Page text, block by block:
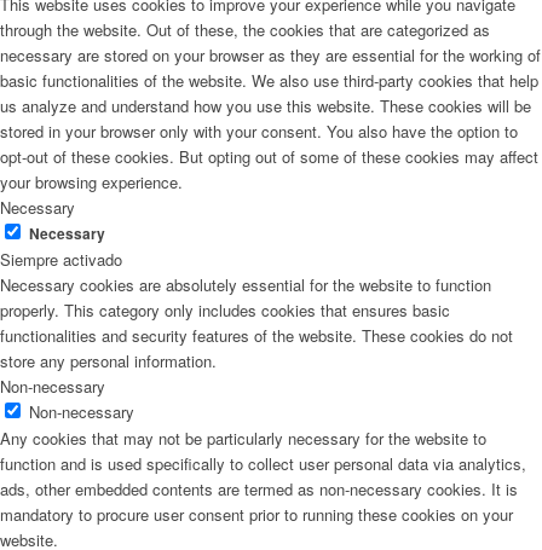
This website uses cookies to improve your experience while you navigate
through the website. Out of these, the cookies that are categorized as
necessary are stored on your browser as they are essential for the working of
basic functionalities of the website. We also use third-party cookies that help
us analyze and understand how you use this website. These cookies will be
stored in your browser only with your consent. You also have the option to
opt-out of these cookies. But opting out of some of these cookies may affect
your browsing experience.
Necessary
Necessary
Siempre activado
Necessary cookies are absolutely essential for the website to function
properly. This category only includes cookies that ensures basic
functionalities and security features of the website. These cookies do not
store any personal information.
Non-necessary
Non-necessary
Any cookies that may not be particularly necessary for the website to
function and is used specifically to collect user personal data via analytics,
ads, other embedded contents are termed as non-necessary cookies. It is
mandatory to procure user consent prior to running these cookies on your
website.